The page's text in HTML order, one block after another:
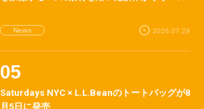
News 2026.07.29
Saturdays NYC × L.L.Beanのトートバッグが8
月5日に発売